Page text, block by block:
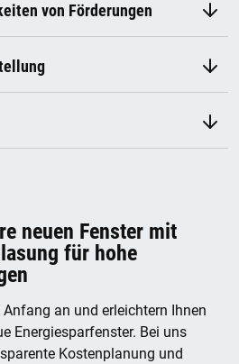
von Förderungen
neuen Fenster mit
für hohe
an und erleichtern Ihnen
Energiesparfenster. Bei uns
Kostenplanung und